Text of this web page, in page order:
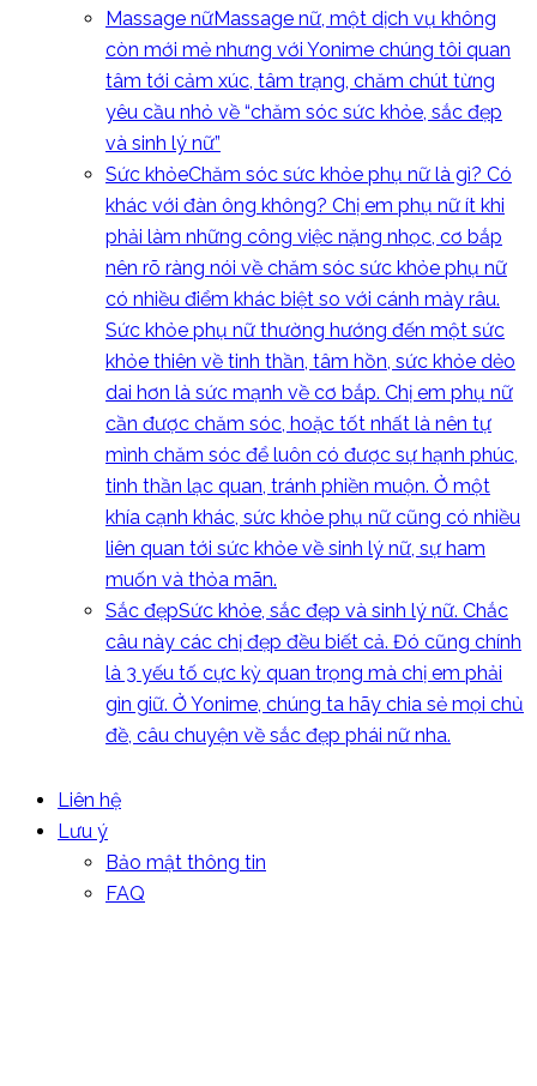
Massage nữMassage nữ, một dịch vụ không
còn mới mẻ nhưng với Yonime chúng tôi quan
tâm tới cảm xúc, tâm trạng, chăm chút từng
yêu cầu nhỏ về “chăm sóc sức khỏe, sắc đẹp
và sinh lý nữ”
Sức khỏeChăm sóc sức khỏe phụ nữ là gì? Có
khác với đàn ông không? Chị em phụ nữ ít khi
phải làm những công việc nặng nhọc, cơ bắp
nên rõ ràng nói về chăm sóc sức khỏe phụ nữ
có nhiều điểm khác biệt so với cánh mày râu.
Sức khỏe phụ nữ thường hướng đến một sức
khỏe thiên về tinh thần, tâm hồn, sức khỏe dẻo
dai hơn là sức mạnh về cơ bắp. Chị em phụ nữ
cần được chăm sóc, hoặc tốt nhất là nên tự
mình chăm sóc để luôn có được sự hạnh phúc,
tinh thần lạc quan, tránh phiền muộn. Ở một
khía cạnh khác, sức khỏe phụ nữ cũng có nhiều
liên quan tới sức khỏe về sinh lý nữ, sự ham
muốn và thỏa mãn.
Sắc đẹpSức khỏe, sắc đẹp và sinh lý nữ. Chắc
câu này các chị đẹp đều biết cả. Đó cũng chính
là 3 yếu tố cực kỳ quan trọng mà chị em phải
gìn giữ. Ở Yonime, chúng ta hãy chia sẻ mọi chủ
đề, câu chuyện về sắc đẹp phái nữ nha.
Liên hệ
Lưu ý
Bảo mật thông tin
FAQ